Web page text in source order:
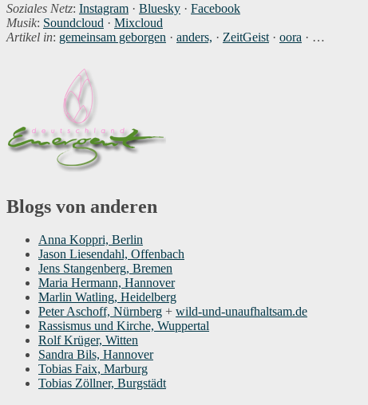
Soziales Netz: Instagram · Bluesky · Facebook
Musik: Soundcloud · Mixcloud
Artikel in: gemeinsam geborgen · anders, · ZeitGeist · oora · …
Blogs von anderen
Anna Koppri, Berlin
Jason Liesendahl, Offenbach
Jens Stangenberg, Bremen
Maria Hermann, Hannover
Marlin Watling, Heidelberg
Peter Aschoff, Nürnberg + wild-und-unaufhaltsam.de
Rassismus und Kirche, Wuppertal
Rolf Krüger, Witten
Sandra Bils, Hannover
Tobias Faix, Marburg
Tobias Zöllner, Burgstädt